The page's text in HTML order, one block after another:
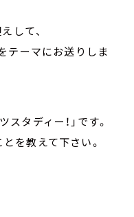
して、
をテーマにお送りしま
タディー！」です。
を教えて下さい。